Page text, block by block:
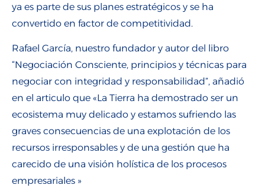
ya es parte de sus planes estratégicos y se ha
convertido en factor de competitividad.
Rafael García, nuestro fundador y autor del libro
“Negociación Consciente, principios y técnicas para
negociar con integridad y responsabilidad”, añadió
en el articulo que «La Tierra ha demostrado ser un
ecosistema muy delicado y estamos sufriendo las
graves consecuencias de una explotación de los
recursos irresponsables y de una gestión que ha
carecido de una visión holística de los procesos
empresariales »